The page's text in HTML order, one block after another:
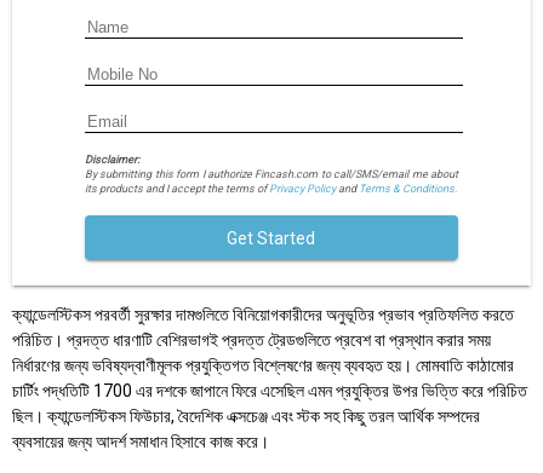
Disclaimer:
By submitting this form I authorize Fincash.com to call/SMS/email me about
its products and I accept the terms ofPrivacy Policyand Terms & Conditions.
Get Started
ক্যান্ডেলস্টিকস পরবর্তী সুরক্ষার দামগুলিতে বিনিয়োগকারীদের অনুভূতির প্রভাব প্রতিফলিত করতে
পরিচিত। প্রদত্ত ধারণাটি বেশিরভাগই প্রদত্ত ট্রেডগুলিতে প্রবেশ বা প্রস্থান করার সময়
নির্ধারণের জন্য ভবিষ্যদ্বাণীমূলক প্রযুক্তিগত বিশ্লেষণের জন্য ব্যবহৃত হয়। মোমবাতি কাঠামোর
চার্টিং পদ্ধতিটি 1700 এর দশকে জাপানে ফিরে এসেছিল এমন প্রযুক্তির উপর ভিত্তি করে পরিচিত
ছিল। ক্যান্ডেলস্টিকস ফিউচার, বৈদেশিক এক্সচেঞ্জ এবং স্টক সহ কিছু তরল আর্থিক সম্পদের
ব্যবসায়ের জন্য আদর্শ সমাধান হিসাবে কাজ করে।